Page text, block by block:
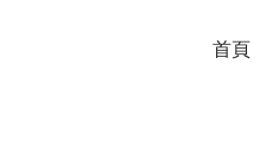
首頁